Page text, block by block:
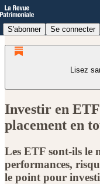
S'abonner Se connecter
Lisez
Investir en
placement en
Les ETF sont-ils le
performances,
le point pour